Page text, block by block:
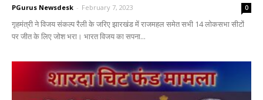
PGurus Newsdesk - February 7, 2023 0
गृहमंत्री ने विजय संकल्प रैली के जरिए झारखंड में राजमहल समेत सभी 14 लोकसभा सीटों
पर जीत के लिए जोश भरा। भारत विजय का सपना...